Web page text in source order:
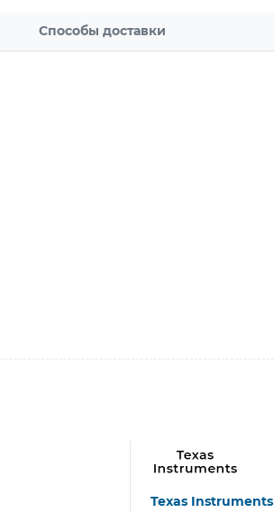
Способы доставки
Texas Instruments